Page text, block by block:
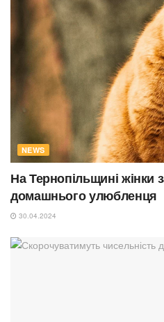
NEWS
На Тернопільщині жінки
домашнього улюбленця
30.04.2024